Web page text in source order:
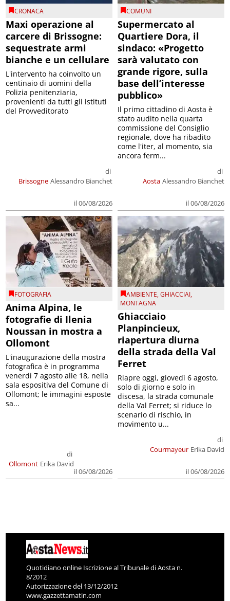
CRONACA
Maxi operazione al
carcere di Brissogne:
sequestrate armi
bianche e un cellulare
Brissogne
di
Alessandro Bianchet
il 06/08/2026
L'intervento ha coinvolto un
centinaio di uomini della
Polizia penitenziaria,
provenienti da tutti gli istituti
del Provveditorato
COMUNI
Supermercato al
Quartiere Dora, il
sindaco: «Progetto
sarà valutato con
grande rigore, sulla
base dell’interesse
pubblico»
Aosta
di
Alessandro Bianchet
il 06/08/2026
Il primo cittadino di Aosta è
stato audito nella quarta
commissione del Consiglio
regionale, dove ha ribadito
come l'iter, al momento, sia
ancora ferm...
FOTOGRAFIA
Anima Alpina, le
fotografie di Ilenia
Noussan in mostra a
Ollomont
Ollomont
di
Erika David
il 06/08/2026
L'inaugurazione della mostra
fotografica è in programma
venerdì 7 agosto alle 18, nella
sala espositiva del Comune di
Ollomont; le immagini esposte
sa...
AMBIENTE,GHIACCIAI,
MONTAGNA
Ghiacciaio
Planpincieux,
riapertura diurna
della strada della Val
Ferret
Courmayeur
di
Erika David
il 06/08/2026
Riapre oggi, giovedì 6 agosto,
solo di giorno e solo in
discesa, la strada comunale
della Val Ferret; si riduce lo
scenario di rischio, in
movimento u...
Quotidiano online Iscrizione al Tribunale di Aosta n.
8/2012
Autorizzazione del 13/12/2012
www.gazzettamatin.com